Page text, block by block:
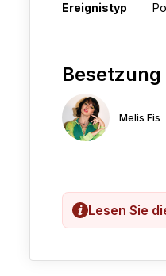
Ereignistyp
Melis Fis
Lesen Sie